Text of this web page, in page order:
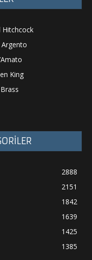
Hitchcock
King
2888
2151
1842
1639
1425
1385